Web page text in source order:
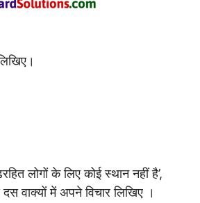
लोगों के लिए कोई स्थान नहीं है’,
वाक्यों में अपने विचार लिखिए ।